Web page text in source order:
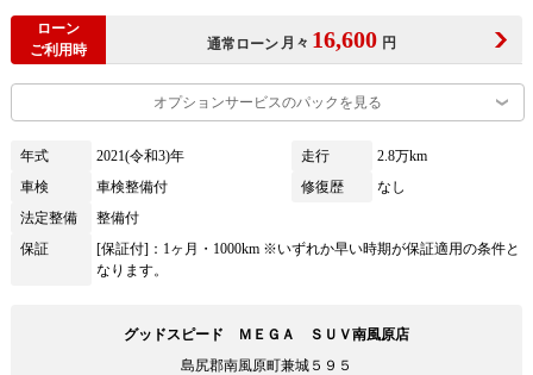
ローン
ご利用時
通常ローン 月々 16,600 円
オプションサービスのパックを見る
年式 2021(令和3)年 走行
2.8万km
車検
車検整備付 修復歴
なし
法定整備
整備付
保証
[保証付]：1ヶ月・1000km ※いずれか早い時期が保証適用の条件と
なります。
グッドスピード ＭＥＧＡ ＳＵＶ南風原店
島尻郡南風原町兼城５９５